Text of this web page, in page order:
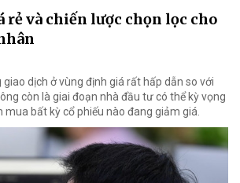
và chiến lược chọn lọc cho
dịch ở vùng định giá rất hấp dẫn so với
còn là giai đoạn nhà đầu tư có thể kỳ vọng
mua bất kỳ cổ phiếu nào đang giảm giá.